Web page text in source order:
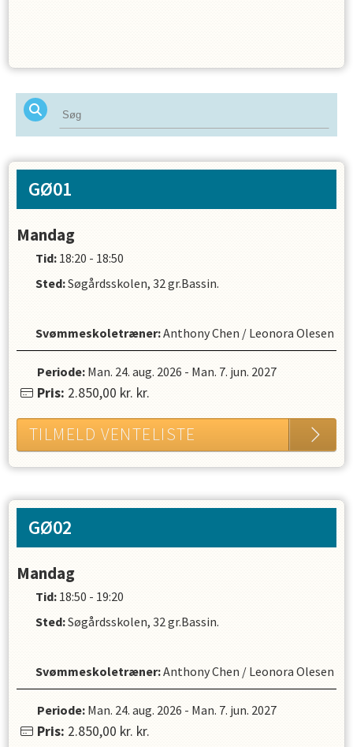
GØ01
Mandag
Tid: 18:20 - 18:50
Sted:Søgårdsskolen, 32 gr.Bassin.
Svømmeskoletræner:Anthony Chen / Leonora Olesen
Periode: Man. 24. aug. 2026 - Man. 7. jun. 2027
Pris: 2.850,00 kr. kr.
TILMELD VENTELISTE
GØ02
Mandag
Tid: 18:50 - 19:20
Sted:Søgårdsskolen, 32 gr.Bassin.
Svømmeskoletræner:Anthony Chen / Leonora Olesen
Periode: Man. 24. aug. 2026 - Man. 7. jun. 2027
Pris: 2.850,00 kr. kr.